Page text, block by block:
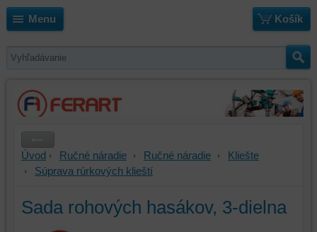
Menu Košík
Úvod Ručné náradie Ručné náradie
Kliešte
Súprava rúrkových klieští
Sada rohových hasákov, 3-dielna